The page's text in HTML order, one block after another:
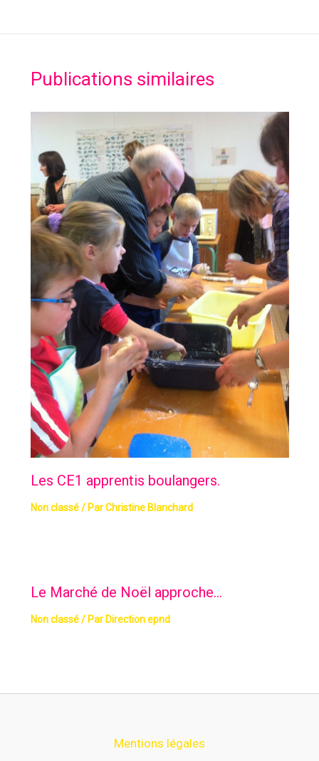
Publications similaires
Les CE1 apprentis boulangers.
Non classé/ ParChristine Blanchard
Le Marché de Noël approche…
Non classé/ Par Direction epnd
Mentions légales